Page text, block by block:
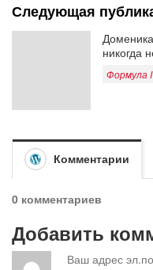
Следующая
никогда
Формула I
Комментарии
0 комментариев
Добавить
Ваш адрес